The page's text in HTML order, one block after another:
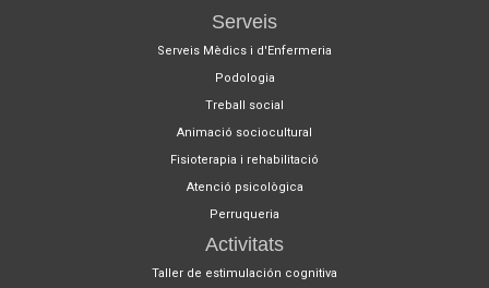
Serveis
Serveis Mèdics i d'Enfermeria
Podologia
Treball social
Animació sociocultural
Fisioterapia i rehabilitació
Atenció psicològica
Perruqueria
Activitats
Taller de estimulación cognitiva